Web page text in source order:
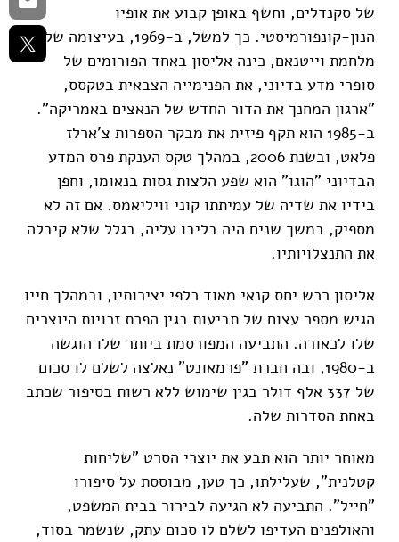
של סקנדלים, וחשף באופן קבוע את אופיו
הנון-קונפורמיסטי. כך למשל, ב-1969, בעיצומה של
מלחמת וייטנאם, כינה אליסון באחד הפורומים של
סופרי מדע בדיוני, את הפנימייה הצבאית בטקסס,
"ארגון המחנך את הדור החדש של הנאצים באמריקה".
ב-1985 הוא תקף פיזית את מבקר הספרות צ'ארלז
פלאט, ובשנת 2006, במהלך טקס הענקת פרס המדע
הבדיוני "הוגו" הוא שפע הלצות גסות בנאומו, וחפן
בידיו את שדיה של עמיתתו קוני וויליאמס. אם זה לא
מספיק, במשך שנים היה בליבו עליה, בגלל שלא קיבלה
את התנצלויותיו.
אליסון רכש יחס קנאי מאוד כלפי יצירותיו, ובמהלך חייו
הגיש מספר עצום של תביעות בגין הפרת זכויות היוצרים
שלו לכאורה. התביעה המפורסמת ביותר שלו הוגשה
ב-1980, ובה חברת "פרמאונט" נאלצה לשלם לו סכום
של 337 אלף דולר בגין שימוש ללא רשות בסיפור שכתב
באחת הסדרות שלה.
מאוחר יותר הוא תבע את יוצרי הסרט "שליחות
קטלנית", שעלילתו, כך טען, מבוססת על סיפורו
"חייל". התביעה לא הגיעה לבירור בבית המשפט,
והאולפנים העדיפו לשלם לו סכום עתק, שנשמר בסוד,